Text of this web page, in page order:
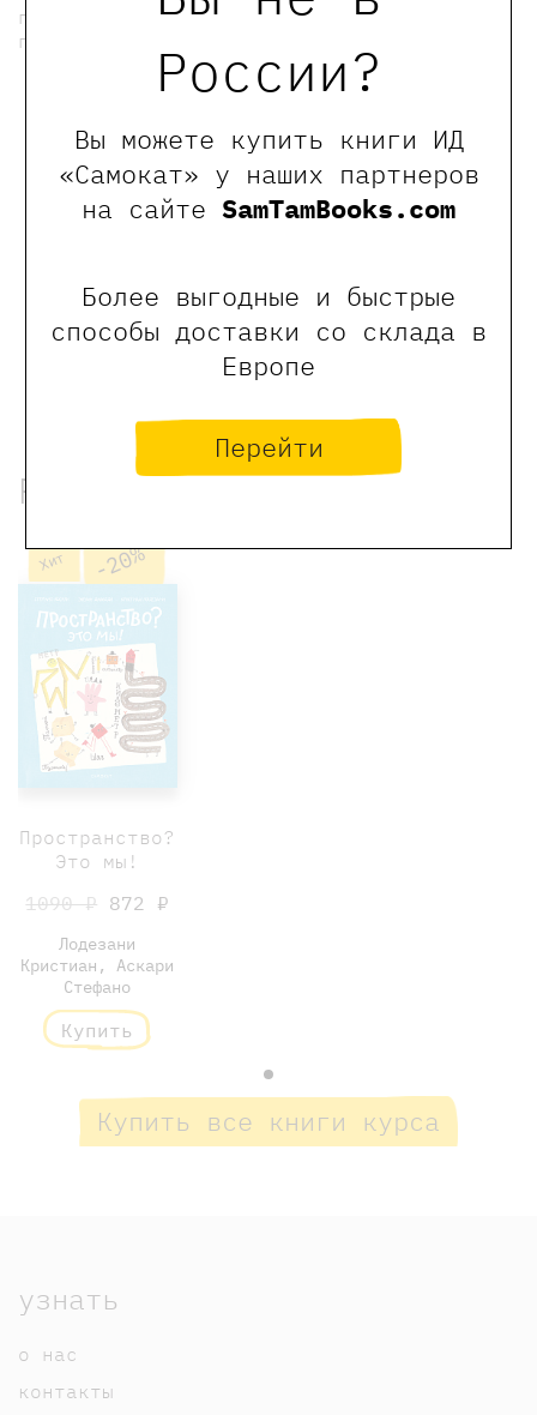
России?
Вы можете купить книги ИД
«Самокат» у наших партнеров
на сайте SamTamBooks.com
Более выгодные и быстрые
способы доставки со склада в
Европе
Перейти
получите уведомление на указанную вами
почту.
мы в телеграмме
Отзывы
0
Оставить отзыв
Обращаем Ваше внимание, что отзывы могут
оставлять только зарегистрированные пользователи
сайта
Рекомендованные книги
Хит -20%
Пространство?
Это мы!
1090 ₽ 872 ₽
Лодезани
Кристиан, Аскари
Стефано
Купить
Купить все книги курса
узнать
о нас
контакты